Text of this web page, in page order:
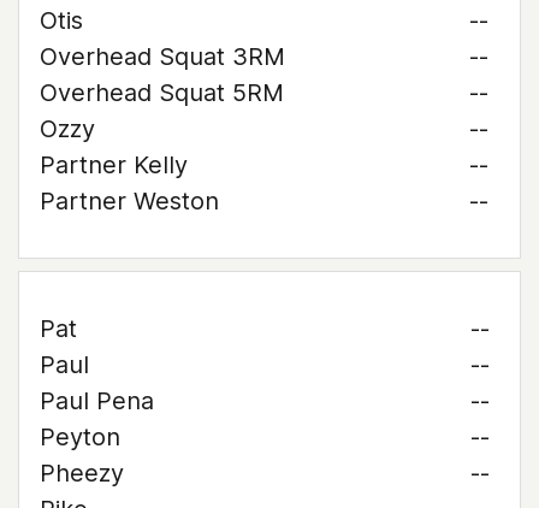
Otis
--
Overhead Squat 3RM
--
Overhead Squat 5RM
--
Ozzy
--
Partner Kelly
--
Partner Weston
--
Pat
--
Paul
--
Paul Pena
--
Peyton
--
Pheezy
--